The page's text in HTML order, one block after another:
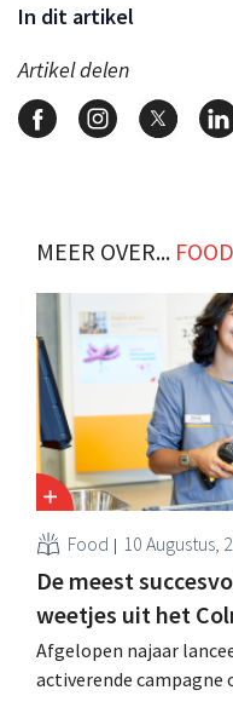
In dit artikel
Artikel delen
MEER OVER... FOOD
Food 10 Augustus,
De meest
weetjes uit het
Afgelopen najaar
activerende